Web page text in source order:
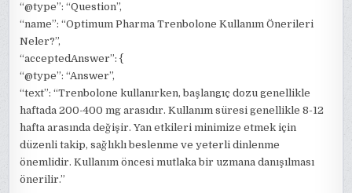
“@type”: “Question”,
“name”: “Optimum Pharma Trenbolone Kullanım Önerileri
Neler?”,
“acceptedAnswer”: {
“@type”: “Answer”,
“text”: “Trenbolone kullanırken, başlangıç dozu genellikle
haftada 200-400 mg arasıdır. Kullanım süresi genellikle 8-12
hafta arasında değişir. Yan etkileri minimize etmek için
düzenli takip, sağlıklı beslenme ve yeterli dinlenme
önemlidir. Kullanım öncesi mutlaka bir uzmana danışılması
önerilir.”